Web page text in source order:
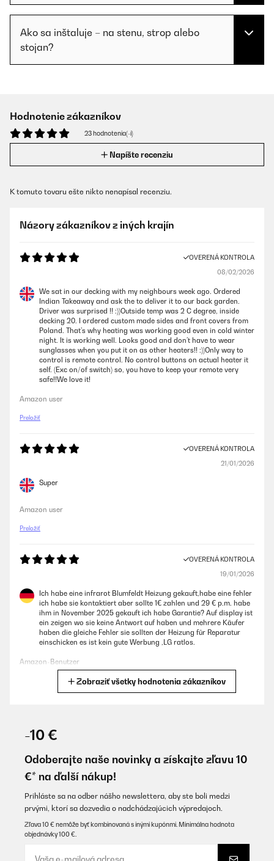
Ako sa inštaluje – na stenu, strop alebo
stojan?
Hodnotenie zákazníkov
23 hodnotenia(-í)
Napíšte recenziu
K tomuto tovaru ešte nikto nenapísal recenziu.
Názory zákazníkov z iných krajín
OVERENÁ KONTROLA
08/02/2026
We sat in our decking with my neighbours week ago. Ordered
Indian Takeaway and ask the to deliver it to our back garden.
Driver was surprised !! :))Outside temp was 2 C degree, inside
decking 20. I ordered custom made sides and front covers from
Poland. That’s why heating was working good even in cold winter
night. It is working well. Looks good and don’t have to wear
sunglasses when you put it on as other heaters!! :))Only way to
control is remote control. No control buttons on actual heater it
self. (Exc on/of switch) so, you have to keep your remote very
safe!!We love it!
Amazon user
Preložiť
OVERENÁ KONTROLA
21/01/2026
Super
Amazon user
Preložiť
OVERENÁ KONTROLA
19/01/2026
Ich habe eine infrarot Blumfeldt Heizung gekauft,habe eine fehler
ich habe sie kontaktiert aber sollte 1€ zahlen und 29 € p.m. habe
ihm in November 2025 gekauft ich habe Garantie? Auf display ist
ein zeigen wo sie keine Antwort auf haben und mehrere Käufer
haben die gleiche Fehler sie sollten der Heizung für Reparatur
einschicken es ist kein gute Werbung ,LG ratlos.
Amazon-Benutzer
Amazon-Benutzer
OVERENÁ KONTROLA
Wirklich top. Optisch ein Hingucker und die Leistung , selbst im
Zobraziť všetky hodnotenia zákazníkov
-10 €
Odoberajte naše novinky a získajte zľavu 10
€* na ďalší nákup!
Prihláste sa na odber nášho newslettera, aby ste boli medzi
prvými, ktorí sa dozvedia o nadchádzajúcich výpredajoch.
Zľava 10 € nemôže byť kombinovaná s inými kupónmi. Minimálna hodnota
objednávky 100 €.